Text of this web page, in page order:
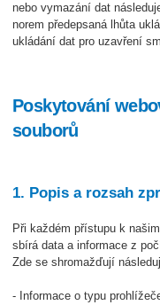
nebo vymazání dat
norem předepsaná lhůta
ukládání dat pro uzavření
Poskytování
souborů
1. Popis a rozsah
Při každém přístupu k
sbírá data a informace z
Zde se shromažďují
- Informace o typu